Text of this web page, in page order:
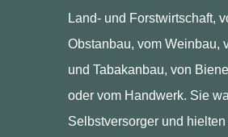
Land- und Forstwirtschaft,
Obstanbau, vom Weinbau,
und Tabakanbau, von
oder vom Handwerk. Sie
Selbstversorger und hielten